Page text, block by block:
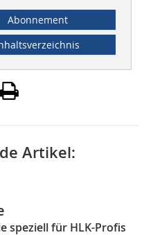
Abonnement
Artikel:
speziell für HLK-Profis